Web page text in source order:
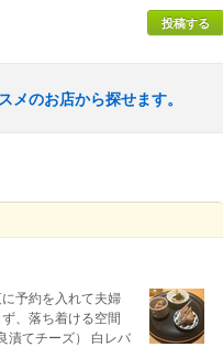
投稿する
のお店から探せます。
予約を入れて夫婦
、落ち着ける空間
漬てチーズ） 白レバ